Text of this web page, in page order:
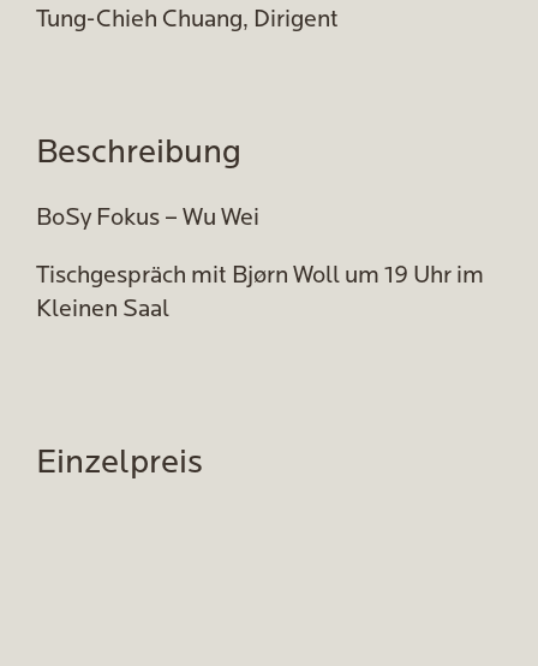
Tung-Chieh Chuang, Dirigent
Beschreibung
BoSy Fokus – Wu Wei
Tischgespräch mit Bjørn Woll um 19 Uhr im
Kleinen Saal
Einzelpreis